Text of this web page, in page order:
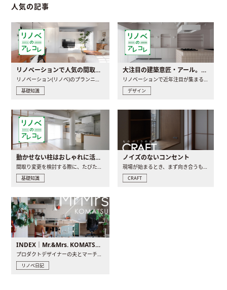
人気の記事
リノベーションで人気の間取りとは？トレンドの間取りと実例を徹底解説
リノベーション(リノベ)のプランニングで一番最初に決めるのは..
基礎知識
大注目の建築意匠・アール。人気の理由と空間に取り入れるポイント
リノベーションで近年注目が集まる建築意匠の一つであるアール..
デザイン
動かせない柱はおしゃれに活用！柱を魅せるリノベーション(リノベ)4選
間取り変更を検討する際に、たびたび皆さんの頭を悩ませる動か..
基礎知識
ノイズのないコンセント
現場が始まるとき、まず向き合うものの一つがコンセントです..
CRAFT
INDEX｜Mr.&Mrs. KOMATSU renovation diary
プロダクトデザイナーの夫とマーチャンダイザーの妻が、夫婦で..
リノベ日記